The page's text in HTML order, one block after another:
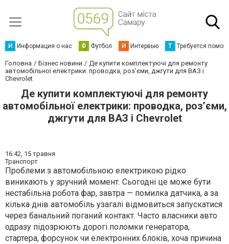
И Информация о нас Ф Футбол И Интервью Т Требуется
Головна Бізнес новини
Де купити комплектуючі для ремонту
автомобільної електрики: проводка, роз’єми, джгути для ВАЗ і
Chevrolet
Де купити комплектуючі для ремонту
автомобільної електрики: проводка, роз’єми,
джгути для ВАЗ і Chevrolet
16:42, 15 травня
Транспорт
Проблеми з автомобільною електрикою рідко
виникають у зручний момент. Сьогодні це може бути
нестабільна робота фар, завтра — помилка датчика, а за
кілька днів автомобіль узагалі відмовиться запускатися
через банальний поганий контакт. Часто власники авто
одразу підозрюють дорогі поломки генератора,
стартера, форсунок чи електронних блоків, хоча причина